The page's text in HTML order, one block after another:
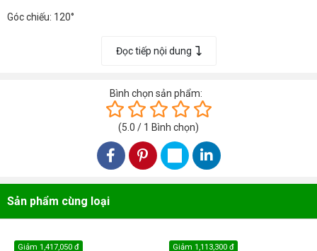
Góc chiếu: 120°
Đọc tiếp nội dung
Bình chọn sản phẩm:
(5.0 / 1 Bình chọn)
Sản phẩm cùng loại
Giảm 1,417,050 đ Giảm 1,113,300 đ